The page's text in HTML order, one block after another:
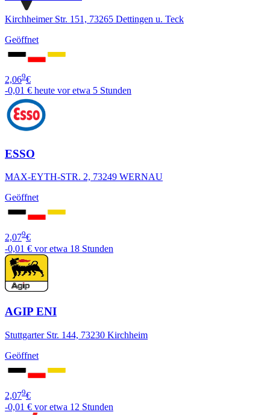
Kirchheimer Str. 151, 73265 Dettingen u. Teck
Geöffnet
2,069€
-0,01 € heute vor etwa 5 Stunden
ESSO
MAX-EYTH-STR. 2, 73249 WERNAU
Geöffnet
2,079€
-0,01 € vor etwa 18 Stunden
AGIP ENI
Stuttgarter Str. 144, 73230 Kirchheim
Geöffnet
2,079€
-0,01 € vor etwa 12 Stunden